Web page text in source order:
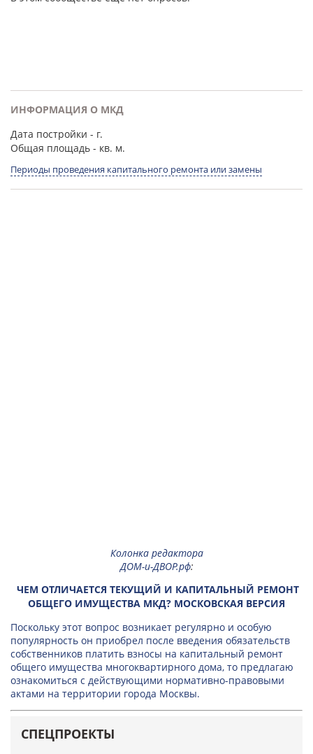
ИНФОРМАЦИЯ О МКД
Дата постройки - г.
Общая площадь - кв. м.
Периоды проведения капитального ремонта или замены
Колонка редактора
ДОМ-и-ДВОР.рф:
ЧЕМ ОТЛИЧАЕТСЯ ТЕКУЩИЙ И КАПИТАЛЬНЫЙ РЕМОНТ
ОБЩЕГО ИМУЩЕСТВА МКД? МОСКОВСКАЯ ВЕРСИЯ
Поскольку этот вопрос возникает регулярно и особую
популярность он приобрел после введения обязательств
собственников платить взносы на капитальный ремонт
общего имущества многоквартирного дома, то предлагаю
ознакомиться с действующими нормативно-правовыми
актами на территории города Москвы.
СПЕЦПРОЕКТЫ